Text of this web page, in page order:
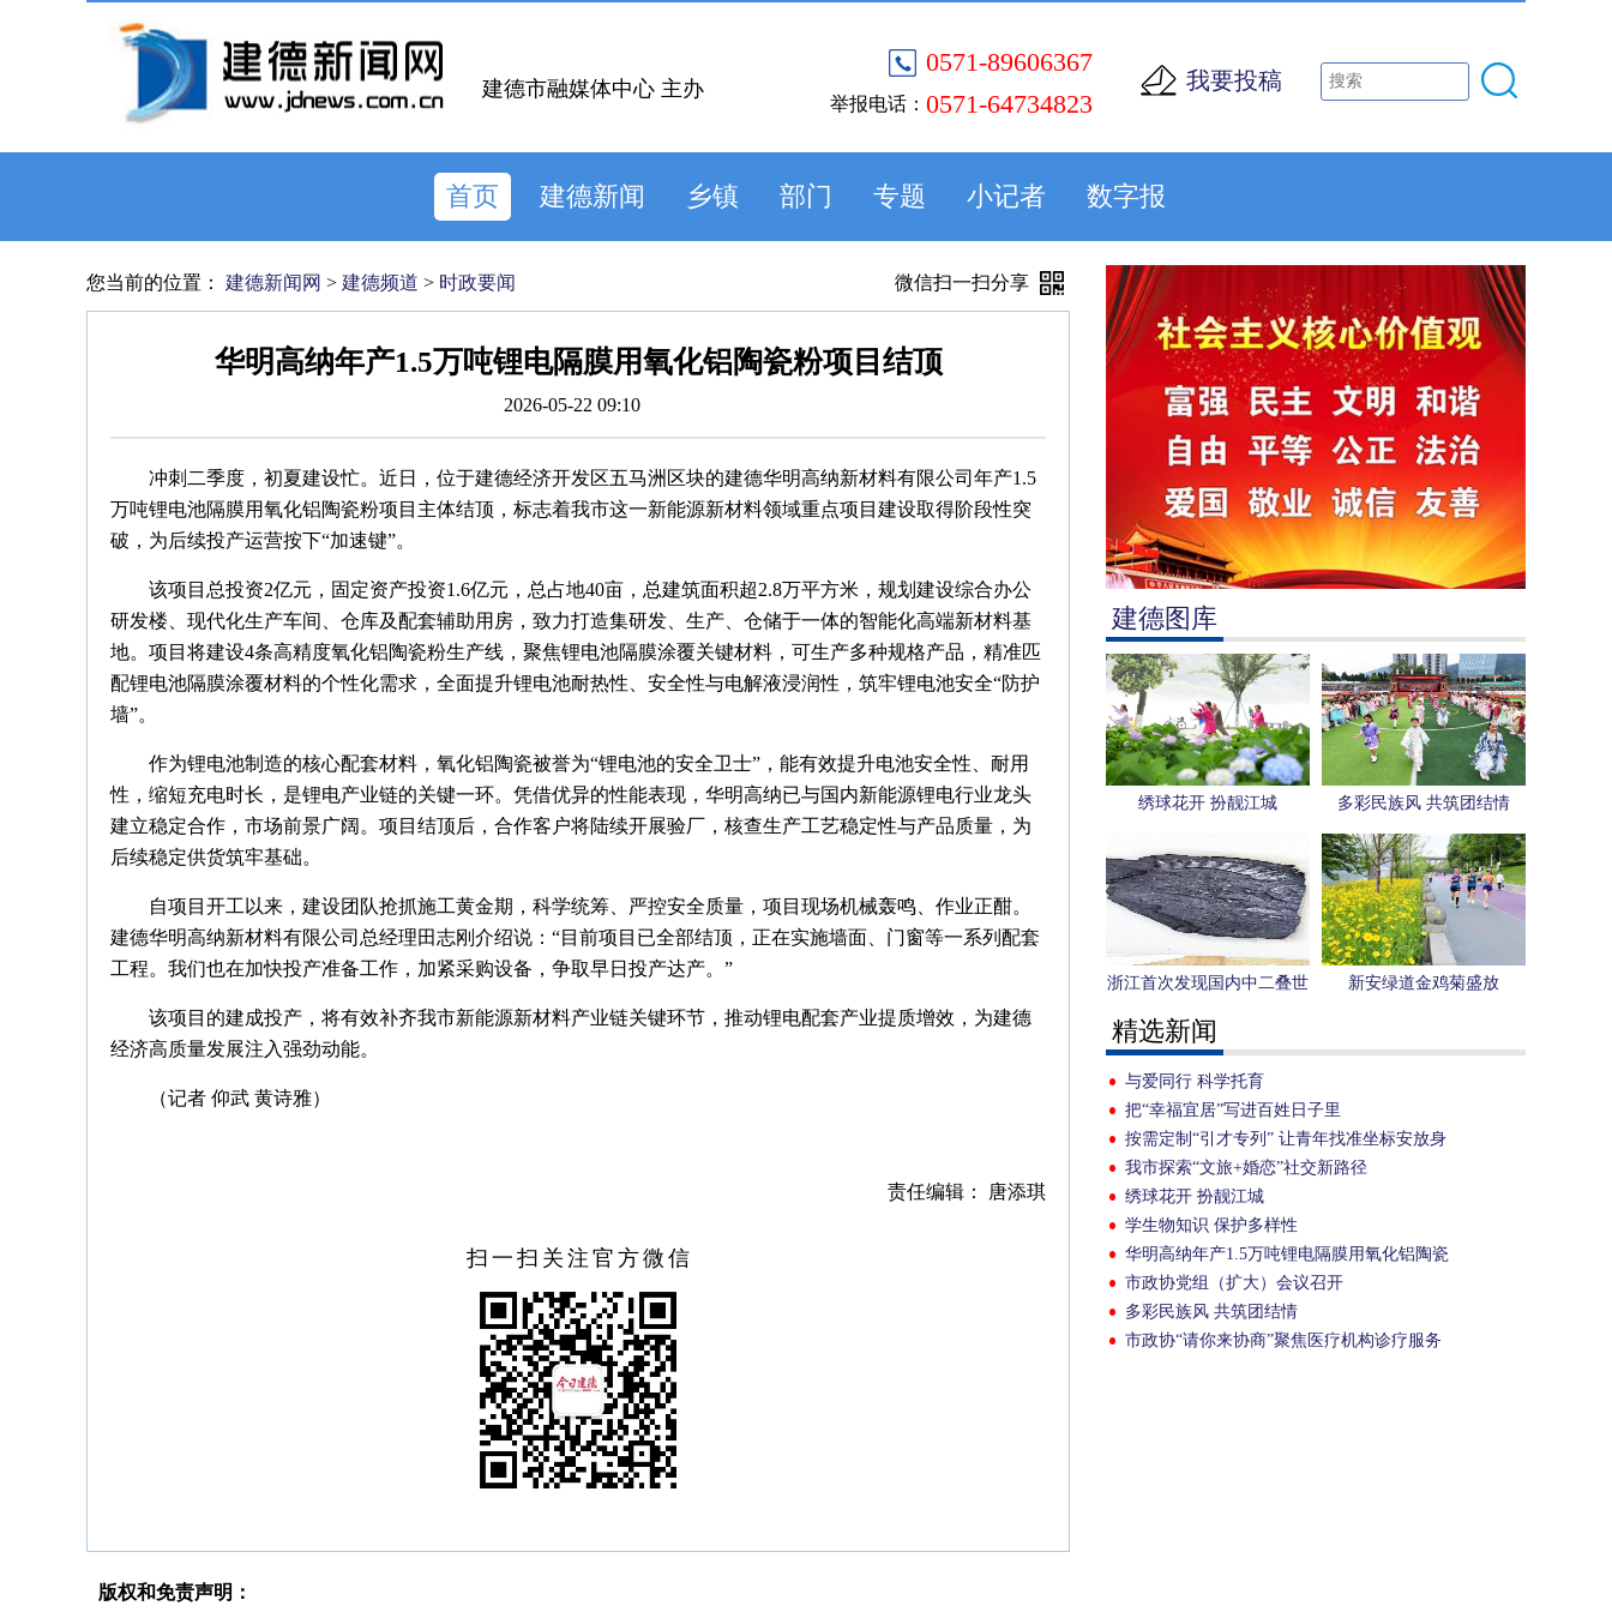
0571-89606367
举报电话： 0571-64734823
我要投稿
建德市融媒体中心 主办
首页 建德新闻 乡镇 部门 专题 小记者 数字报
建德图库
绣球花开 扮靓江城 多彩民族风 共筑团结情
浙江首次发现国内中二叠世
旋齿鲨化石
新安绿道金鸡菊盛放
精选新闻
与爱同行 科学托育
把“幸福宜居”写进百姓日子里
按需定制“引才专列” 让青年找准坐标安放身
心
我市探索“文旅+婚恋”社交新路径
绣球花开 扮靓江城
学生物知识 保护多样性
华明高纳年产1.5万吨锂电隔膜用氧化铝陶瓷
粉项目结顶
市政协党组（扩大）会议召开
多彩民族风 共筑团结情
市政协“请你来协商”聚焦医疗机构诊疗服务
您当前的位置： 建德新闻网 > 建德频道 > 时政要闻 微信扫一扫分享
华明高纳年产1.5万吨锂电隔膜用氧化铝陶瓷粉项目结顶
2026-05-22 09:10
冲刺二季度，初夏建设忙。近日，位于建德经济开发区五马洲区块的建德华明高纳新材料有限公司年产1.5
万吨锂电池隔膜用氧化铝陶瓷粉项目主体结顶，标志着我市这一新能源新材料领域重点项目建设取得阶段性突
破，为后续投产运营按下“加速键”。
该项目总投资2亿元，固定资产投资1.6亿元，总占地40亩，总建筑面积超2.8万平方米，规划建设综合办公
研发楼、现代化生产车间、仓库及配套辅助用房，致力打造集研发、生产、仓储于一体的智能化高端新材料基
地。项目将建设4条高精度氧化铝陶瓷粉生产线，聚焦锂电池隔膜涂覆关键材料，可生产多种规格产品，精准匹
配锂电池隔膜涂覆材料的个性化需求，全面提升锂电池耐热性、安全性与电解液浸润性，筑牢锂电池安全“防护
墙”。
作为锂电池制造的核心配套材料，氧化铝陶瓷被誉为“锂电池的安全卫士”，能有效提升电池安全性、耐用
性，缩短充电时长，是锂电产业链的关键一环。凭借优异的性能表现，华明高纳已与国内新能源锂电行业龙头
建立稳定合作，市场前景广阔。项目结顶后，合作客户将陆续开展验厂，核查生产工艺稳定性与产品质量，为
后续稳定供货筑牢基础。
自项目开工以来，建设团队抢抓施工黄金期，科学统筹、严控安全质量，项目现场机械轰鸣、作业正酣。
建德华明高纳新材料有限公司总经理田志刚介绍说：“目前项目已全部结顶，正在实施墙面、门窗等一系列配套
工程。我们也在加快投产准备工作，加紧采购设备，争取早日投产达产。”
该项目的建成投产，将有效补齐我市新能源新材料产业链关键环节，推动锂电配套产业提质增效，为建德
经济高质量发展注入强劲动能。
（记者 仰武 黄诗雅）
责任编辑： 唐添琪
扫一扫关注官方微信
版权和免责声明：